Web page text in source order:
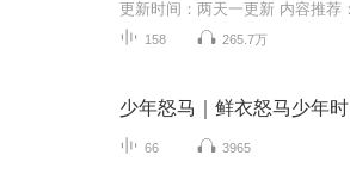
158 265.7万
少年怒马｜鲜衣怒马少年时
66 3965